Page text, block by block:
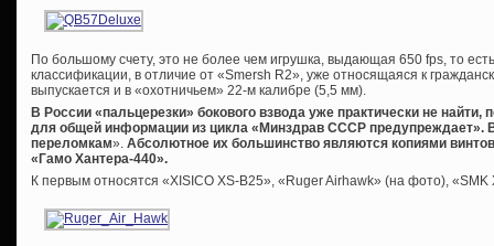
По большому счету, это не более чем игрушка, выдающая 650 fps, то
классификации, в отличие от «Smersh R2», уже относящаяся к
выпускается и в «охотничьем» 22-м калибре (5,5 мм).
В России «пальцерезки» бокового взвода уже практически не
для общей информации из цикла «Минздрав СССР предупреждает».
переломкам». Абсолютное их большинство являются копиями
«Гамо Хантера-440».
К первым относятся «XISICO XS-B25», «Ruger Airhawk» (на фото), «SMK